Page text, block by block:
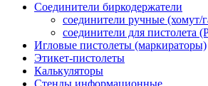
Соединители биркодержатели
соединители ручные (хомут/
соединители для пистолета
Игловые пистолеты (маркираторы)
Этикет-пистолеты
Калькуляторы
Стенды информационные